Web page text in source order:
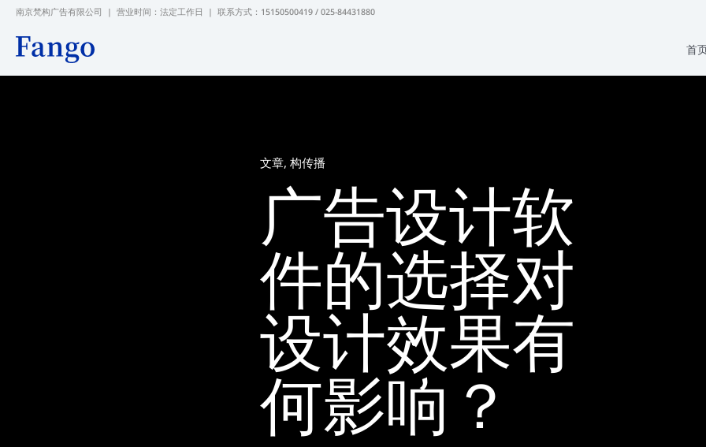
南京梵构广告有限公司 | 营业时间：法定工作日 | 联系方式：15150500419 / 025-84431880
首
文章, 构传播
广告设计软
件的选择对
设计效果有
何影响？